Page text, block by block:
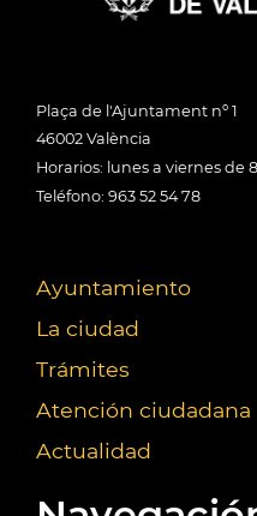
Plaça de l'Ajuntament nº 1
46002 València
Horarios: lunes a viernes de
Teléfono: 963 52 54 78
Ayuntamiento
La ciudad
Trámites
Atención ciudadana
Actualidad